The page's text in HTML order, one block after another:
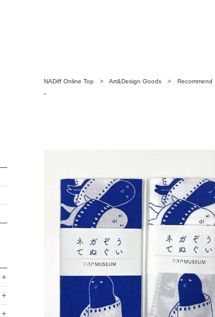
NADiff Online Top > Art&Design Goods > Recommend
-